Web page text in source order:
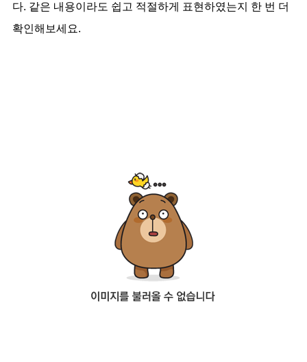
다. 같은 내용이라도 쉽고 적절하게 표현하였는지 한 번 더
확인해보세요.